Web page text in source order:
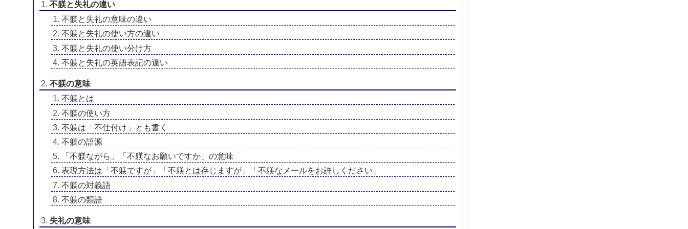
不躾と失礼の違い
不躾と失礼の意味の違い
不躾と失礼の使い方の違い
不躾と失礼の使い分け方
不躾と失礼の英語表記の違い
不躾の意味
不躾とは
不躾の使い方
不躾は「不仕付け」とも書く
不躾の語源
「不躾ながら」「不躾なお願いですか」の意味
表現方法は「不躾ですが」「不躾とは存じますが」「不躾なメールをお許しください」
不躾の対義語
不躾の類語
失礼の意味